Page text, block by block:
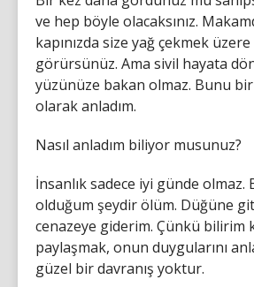
ve hep böyle olacaksınız.
kapınızda size yağ çekmek
görürsünüz. Ama sivil hayata
yüzünüze bakan olmaz. Bunu
olarak anladım.
Nasıl anladım biliyor musunuz?
İnsanlık sadece iyi günde olmaz.
olduğum şeydir ölüm. Düğüne
cenazeye giderim. Çünkü bilirim ki
paylaşmak, onun duygularını
güzel bir davranış yoktur.